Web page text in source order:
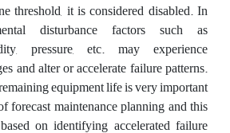
threshold, it is considered disabled. In
disturbance factors such as
pressure, etc. may experience
and alter or accelerate failure patterns.
equipment life is very important
forecast maintenance planning and this
on identifying accelerated failure